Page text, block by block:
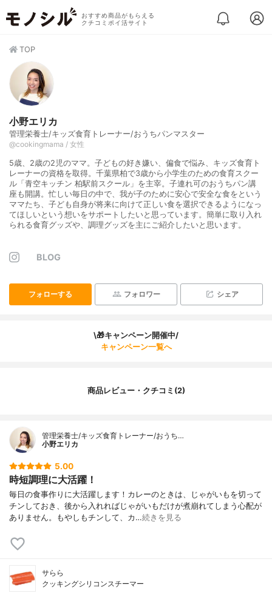
おすすめ商品がもらえる
クチコミポイ活サイト
TOP
小野エリカ
管理栄養士/キッズ食育トレーナー/おうちパンマスター
@cookingmama / 女性
5歳、2歳の2児のママ。子どもの好き嫌い、偏食で悩み、キッズ食育ト
レーナーの資格を取得。千葉県柏で3歳から小学生のための食育スクー
ル「青空キッチン 柏駅前スクール」を主宰。子連れ可のおうちパン講
座も開講。忙しい毎日の中で、我が子のために安心で安全な食をという
ママたち、子ども自身が将来に向けて正しい食を選択できるようになっ
てほしいという想いをサポートしたいと思っています。簡単に取り入れ
られる食育グッズや、調理グッズを主にご紹介したいと思います。
BLOG
フォローする フォロワー シェア
\🎁キャンペーン開催中/
キャンペーン一覧へ
商品レビュー・クチコミ(2)
管理栄養士/キッズ食育トレーナー/おうち…
小野エリカ
5.00
時短調理に大活躍！
毎日の食事作りに大活躍します！カレーのときは、じゃがいもを切って
チンしておき、後から入れればじゃがいもだけが煮崩れてしまう心配が
ありません。もやしもチンして、カ…続きを見る
サらら
クッキングシリコンスチーマー